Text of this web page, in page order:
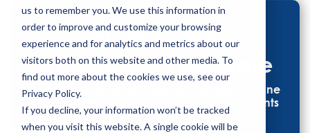
us to remember you. We use this information in
order to improve and customize your browsing
experience and for analytics and metrics about our
visitors both on this website and other media. To
find out more about the cookies we use, see our
Privacy Policy.
If you decline, your information won’t be tracked
when you visit this website. A single cookie will be
Plate-forme
d'intégration LabWare
Permettre aux laboratoires de bénéficier d'une
connectivité transparente pour les instruments
et les systèmes.